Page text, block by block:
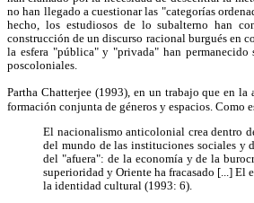
no han llegado a cuestionar las "categorías
hecho, los estudiosos de lo subalterno han
construcción de un discurso racional burgués en
la esfera "pública" y "privada" han permanecido
poscoloniales.
Partha Chatterjee (1993), en un trabajo que en
formación conjunta de géneros y espacios. Como
El nacionalismo anticolonial crea dentro
del mundo de las instituciones sociales y
del "afuera": de la economía y de la
superioridad y Oriente ha fracasado [...] El
la identidad cultural (1993: 6).